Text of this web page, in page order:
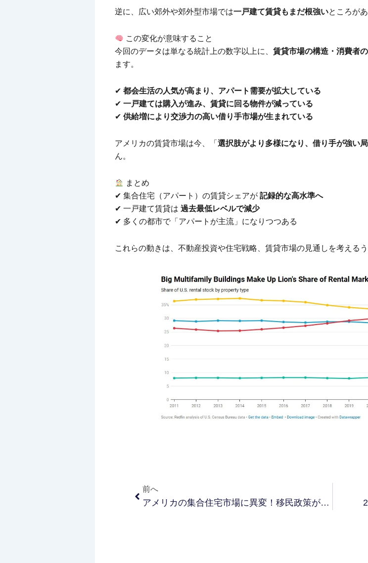
逆に、広い郊外や郊外型市場では一戸建て賃貸もまだ根強いところが
この変化が意味すること
今回のデータは単なる統計上の数字以上に、 賃貸市場の構造・消費者
ます。
✔ 都会生活の人気が高まり、アパート需要が拡大している
✔ 一戸建ては購入が進み、賃貸に回る物件が減っている
✔ 供給増により交渉力の高い借り手市場が生まれている
アメリカの賃貸市場は今、「 選択肢がより多様になり、借り手が強い
ん。
まとめ
✔ 集合住宅（アパート）の賃貸シェアが 記録的な高水準へ
✔ 一戸建て賃貸は 過去最低レベルで減少
✔ 多くの都市で「アパートが主流」になりつつある
これらの動きは、不動産投資や住宅戦略、賃貸市場の見通しを考える
前へ
アメリカの集合住宅市場に異変！移民政策が業界を直撃